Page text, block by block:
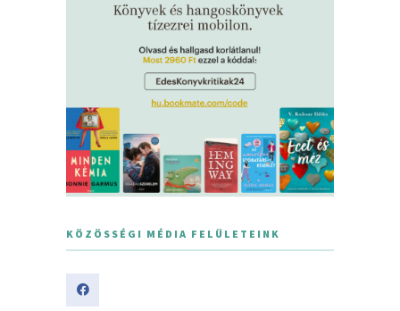
KÖZÖSSÉGI MÉDIA FELÜLETEINK